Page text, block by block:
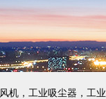
机，工业吸尘器，工